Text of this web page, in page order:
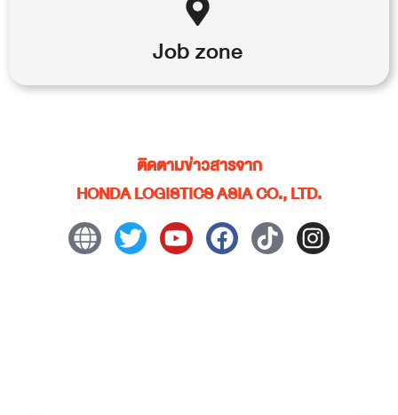
Jobzone
ติดตามข่าวสารจาก
HONDA LOGISTICS ASIA CO., LTD.